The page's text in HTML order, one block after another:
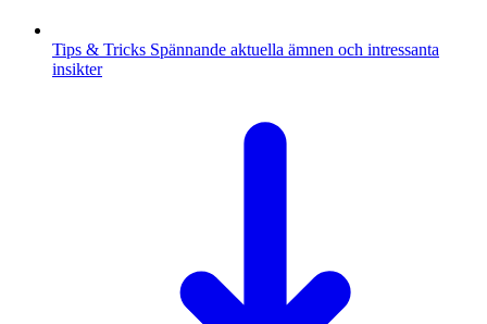
Tips & Tricks Spännande aktuella ämnen och intressanta
insikter